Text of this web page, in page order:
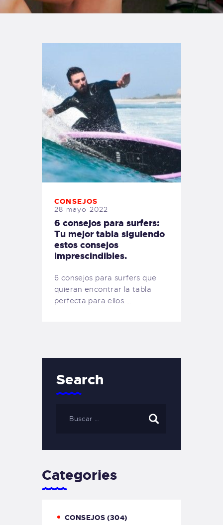
TIENDA FAMILY SURFERS
CONSEJOS
28 mayo 2022
6 consejos para surfers:
Tu mejor tabla siguiendo
estos consejos
imprescindibles.
6 consejos para surfers que
quieran encontrar la tabla
perfecta para ellos.…
Search
Categories
CONSEJOS (304)